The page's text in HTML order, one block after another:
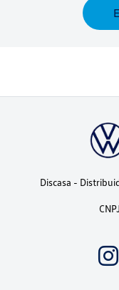
Discasa -